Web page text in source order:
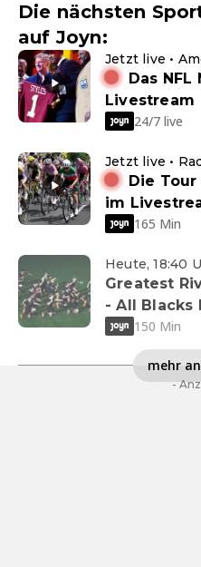
Die nächsten
auf Joyn:
Jetzt live •
Das
Livestream
24/7 live
Jetzt live •
Die
im
165 Min
Heute, 18:40
Greatest
- All Blacks
150 Min
mehr
-